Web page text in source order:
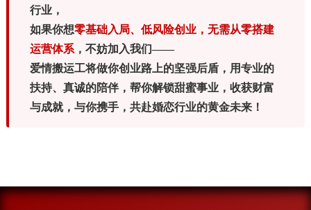
行业，
如果你想零基础入局、低风险创业，无需从零搭建
运营体系 ，不妨加入我们——
爱情搬运工将做你创业路上的坚强后盾，用专业的
扶持、真诚的陪伴，帮你解锁甜蜜事业，收获财富
与成就，与你携手，共赴婚恋行业的黄金未来！